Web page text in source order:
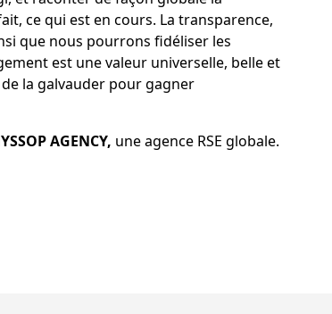
ce qui est en cours. La transparence,
que nous pourrons fidéliser les
est une valeur universelle, belle et
la galvauder pour gagner
AGENCY, une agence RSE globale.